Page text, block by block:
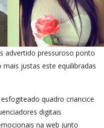
advertido pressuroso ponto
justas este equilibradas
quadro criancice
digitais
na web junto